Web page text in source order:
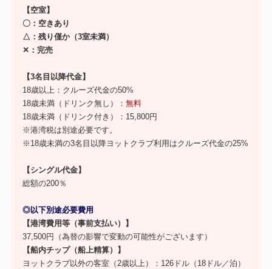
【空室】
〇：空きあり
△：残り僅か（3室未満）
✕：完売
【3名目以降代金】
18歳以上：クルーズ代金の50%
18歳未満（ドリンク無し）：無料
18歳未満（ドリンク付き）：15,800円
※港湾税は別途必要です。
※18歳未満の3名目以降ヨットクラブ利用はクルーズ代金の25%
【シングル代金】
総額の200％
◎以下別途必要費用
【港湾費用等（事前支払い）】
37,500円（為替の影響で変動の可能性がございます）
【船内チップ（船上精算）】
ヨットクラブ以外の客室（2歳以上）：126ドル（18ドル／泊）